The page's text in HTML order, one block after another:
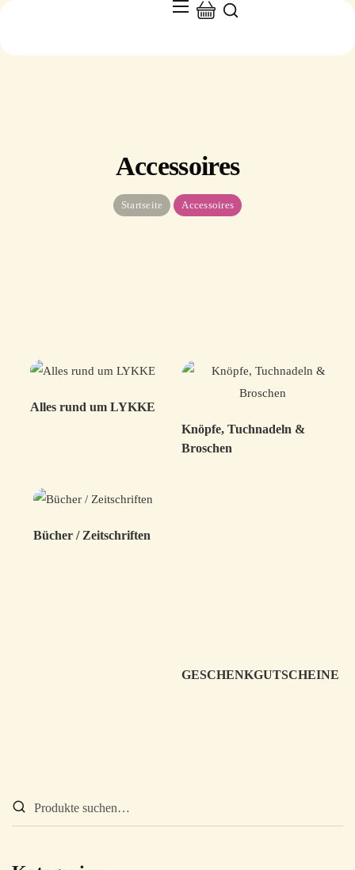
Accessoires
Startseite Accessoires
Alles rund um LYKKE
Knöpfe, Tuchnadeln &
Broschen
Bücher / Zeitschriften
GESCHENKGUTSCHEINE